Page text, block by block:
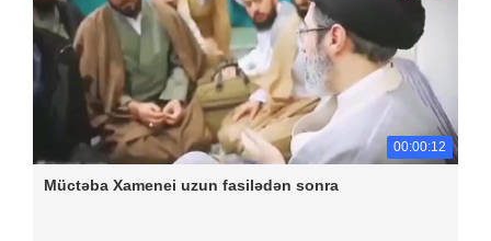
00:00:12
Müctəba Xamenei uzun fasilədən sonra